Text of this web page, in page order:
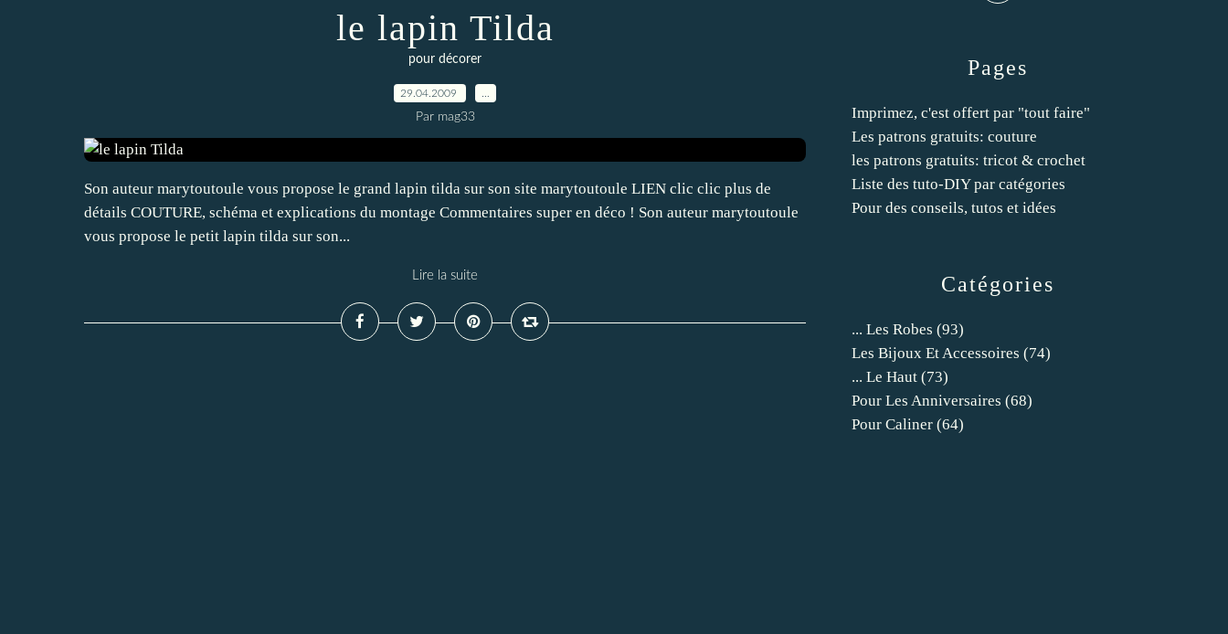
le lapin Tilda
pour décorer
29.04.2009
Par mag33
Son auteur marytoutoule vous propose le grand lapin tilda sur son site marytoutoule LIEN clic clic plus de
détails COUTURE, schéma et explications du montage Commentaires super en déco ! Son auteur marytoutoule
vous propose le petit lapin tilda sur son...
Lire la suite Catégories
... Les Robes (93)
Les Bijoux Et Accessoires (74)
... Le Haut (73)
Pour Les Anniversaires (68)
Pour Caliner (64)
Pages
Imprimez, c'est offert par "tout faire"
Les patrons gratuits: couture
les patrons gratuits: tricot & crochet
Liste des tuto-DIY par catégories
Pour des conseils, tutos et idées